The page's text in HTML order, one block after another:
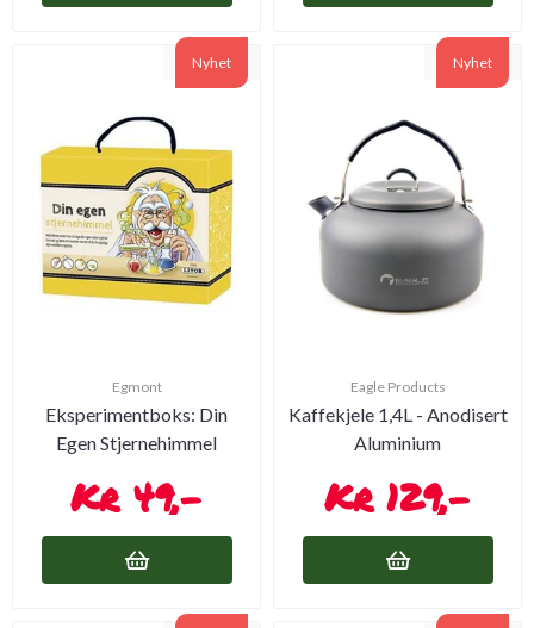
Nyhet
Egmont
Eksperimentboks: Din
Egen Stjernehimmel
49,-
Nyhet
Eagle Products
Kaffekjele 1,4L - Anodisert
Aluminium
129,-